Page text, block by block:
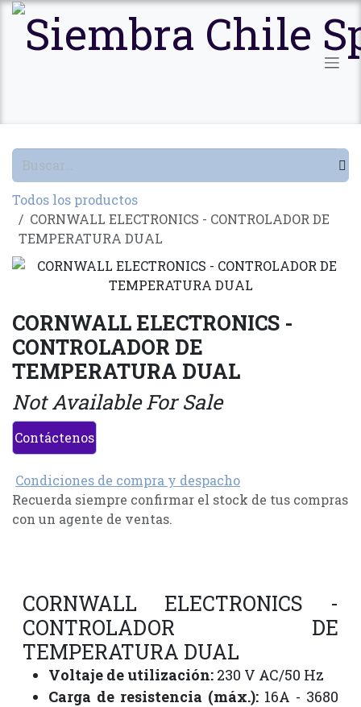
Ir al contenido
Todos los productos
CORNWALL ELECTRONICS - CONTROLADOR DE
TEMPERATURA DUAL
CORNWALL ELECTRONICS -
CONTROLADOR DE
TEMPERATURA DUAL
Not Available For Sale
Contáctenos
Condiciones de compra y despacho
Recuerda siempre confirmar el stock de tus compras
con un agente de ventas.
CORNWALL ELECTRONICS -
CONTROLADOR DE
TEMPERATURA DUAL
Voltaje de utilización: 230 V AC/50 Hz
Carga de resistencia (máx.): 16A - 3680